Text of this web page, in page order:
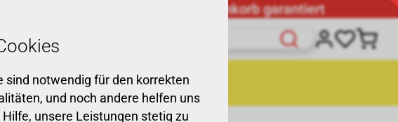
Günstigster Warenkorb garantiert
CAM Geräte Liquidation
sind notwendig für den korrekten
und noch andere helfen uns
unsere Leistungen stetig zu